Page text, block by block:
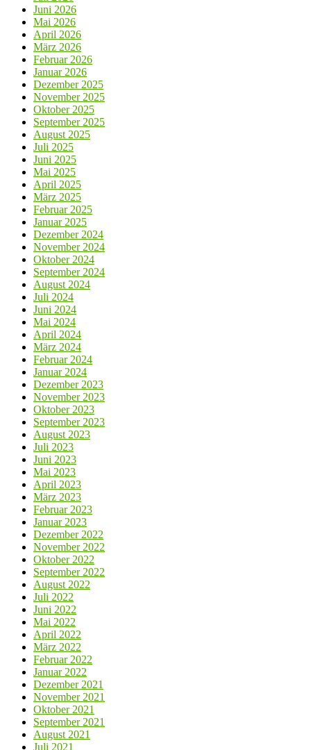
Juni 2026
Mai 2026
April 2026
März 2026
Februar 2026
Januar 2026
Dezember 2025
November 2025
Oktober 2025
September 2025
August 2025
Juli 2025
Juni 2025
Mai 2025
April 2025
März 2025
Februar 2025
Januar 2025
Dezember 2024
November 2024
Oktober 2024
September 2024
August 2024
Juli 2024
Juni 2024
Mai 2024
April 2024
März 2024
Februar 2024
Januar 2024
Dezember 2023
November 2023
Oktober 2023
September 2023
August 2023
Juli 2023
Juni 2023
Mai 2023
April 2023
März 2023
Februar 2023
Januar 2023
Dezember 2022
November 2022
Oktober 2022
September 2022
August 2022
Juli 2022
Juni 2022
Mai 2022
April 2022
März 2022
Februar 2022
Januar 2022
Dezember 2021
November 2021
Oktober 2021
September 2021
August 2021
Juli 2021